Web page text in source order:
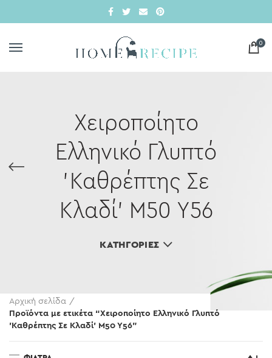
0
Χειροποίητο
Ελληνικό Γλυπτό
'Καθρέπτης Σε
Κλαδί' M50 Y56
ΚΑΤΗΓΟΡΊΕΣ
Αρχική σελίδα
Προϊόντα με ετικέτα “Χειροποίητο Ελληνικό Γλυπτό
'Καθρέπτης Σε Κλαδί' M50 Y56”